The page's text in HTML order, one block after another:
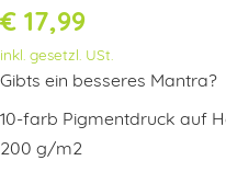
€ 17,99
inkl. gesetzl. USt.
Gibts ein besseres Mantra?
10-farb Pigmentdruck auf
200 g/m2